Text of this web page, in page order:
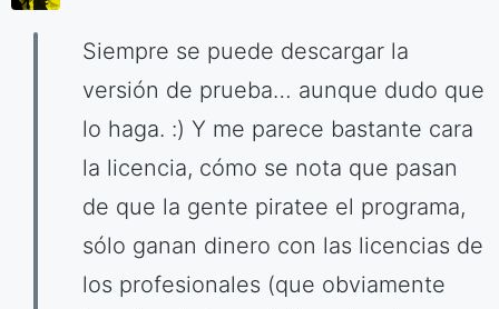
Siempre se puede descargar la
versión de prueba… aunque dudo que
lo haga. :) Y me parece bastante cara
la licencia, cómo se nota que pasan
de que la gente piratee el programa,
sólo ganan dinero con las licencias de
los profesionales (que obviamente